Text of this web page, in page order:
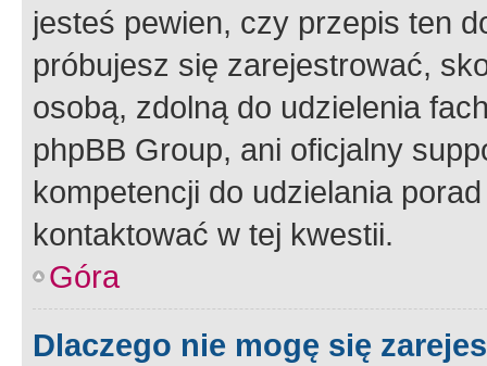
jesteś pewien, czy przepis ten
próbujesz się zarejestrować,
osobą, zdolną do udzielenia
phpBB Group, ani oficjalny
kompetencji do udzielania
kontaktować w tej kwestii.
Góra
Dlaczego nie mogę się